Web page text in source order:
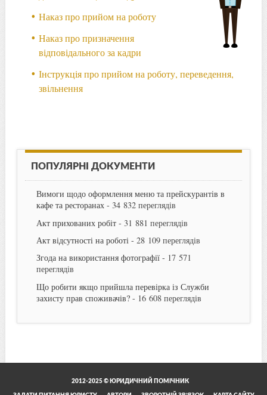
Наказ про прийом на роботу
Наказ про призначення
відповідального за кадри
Інструкція про прийом на роботу, переведення,
звільнення
ПОПУЛЯРНІ ДОКУМЕНТИ
Вимоги щодо оформлення меню та прейскурантів в
кафе та ресторанах- 34 832 переглядів
Акт прихованих робіт- 31 881 переглядів
Акт відсутності на роботі- 28 109 переглядів
Згода на використання фотографії- 17 571
переглядів
Що робити якщо прийшла перевірка із Служби
захисту прав споживачів?- 16 608 переглядів
2012-2025 © ЮРИДИЧНИЙ ПОМІЧНИК